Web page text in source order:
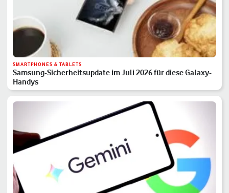
SMARTPHONES & TABLETS
Samsung-Sicherheitsupdate im Juli 2026 für diese Galaxy-
Handys